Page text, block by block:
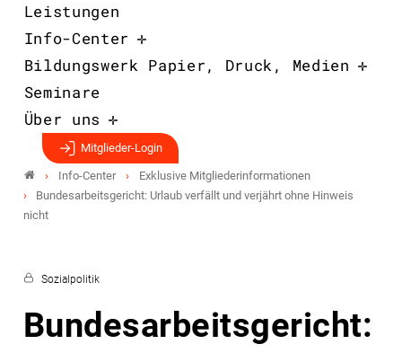
Leistungen
Info-Center
Bildungswerk Papier, Druck, Medien
Seminare
Über uns
Mitglieder-Login
Info-Center
Exklusive Mitgliederinformationen
Bundesarbeitsgericht: Urlaub verfällt und verjährt ohne Hinweis
nicht
Sozialpolitik
Bundesarbeitsgericht: